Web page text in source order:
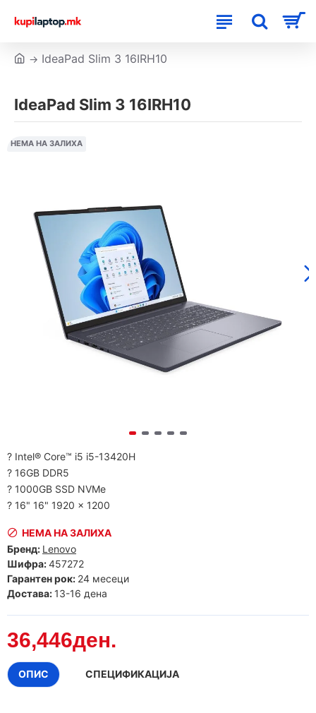
IdeaPad Slim 3 16IRH10
IdeaPad Slim 3 16IRH10
НЕМА НА ЗАЛИХА
? Intel® Core™ i5 i5-13420H
? 16GB DDR5
? 1000GB SSD NVMe
? 16" 16" 1920 x 1200
36,446ден.
НЕМА НА ЗАЛИХА
Бренд: Lenovo
Шифра:457272
Гарантен рок: 24 месеци
Достава: 13-16 дена
ОПИС СПЕЦИФИКАЦИЈА